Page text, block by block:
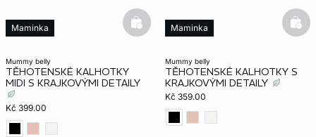
mummy belly
TĚHOTENSKÉ KALHOTKY
MIDI S KRAJKOVÝMI DETAILY
Kč 399.00
Maminka basketfull
mummy belly
TĚHOTENSKÉ KALHOTKY S
KRAJKOVÝMI DETAILY
Kč 359.00
Maminka